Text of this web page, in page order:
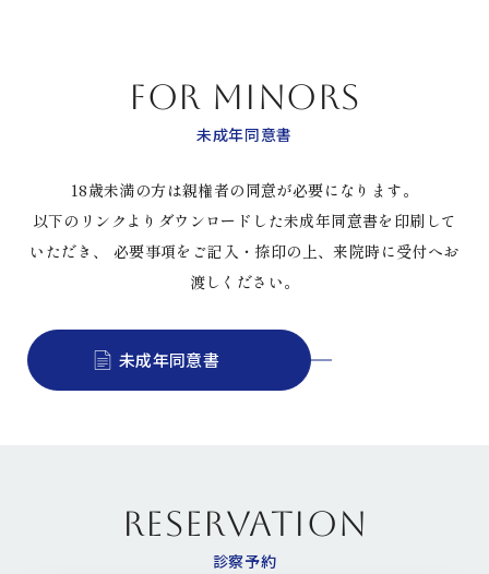
FOR MINORS
未成年同意書
18歳未満の方は親権者の同意が必要になります。
以下のリンクよりダウンロードした未成年同意書を印刷して
いただき、
必要事項をご記入・捺印の上、来院時に受付へお
渡しください。
未成年同意書
RESERVATION
診察予約